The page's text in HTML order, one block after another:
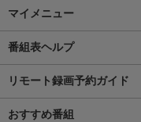
マイメニュー
番組表ヘルプ
リモート録画予約ガイド
おすすめ番組